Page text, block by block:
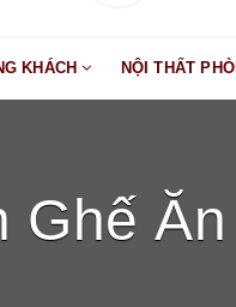
KHÁCH NỘI THẤT
Ghế